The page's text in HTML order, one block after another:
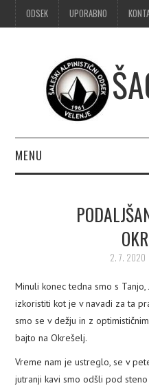
ODSEK UPORABNO
MENU
OBVESTILA
ŠPORTNO PLEZANJE
PLEZALNI KROŽEK
2. 7. 2020
Minuli konec tedna smo s
izkoristiti kot je v navadi za ta
smo se v dežju in z
bajto na Okrešelj.
Vreme nam je ustreglo, se v
jutranji kavi smo odšli pod